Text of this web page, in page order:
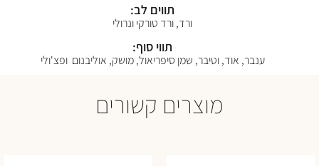
תווים לב:
ורד, ורד טורקי ונרולי
תווי סוף:
ענבר, אוד, וטיבר, שמן סיפריאול, מושק, אוליבנום ופצ'ולי
מוצרים קשורים